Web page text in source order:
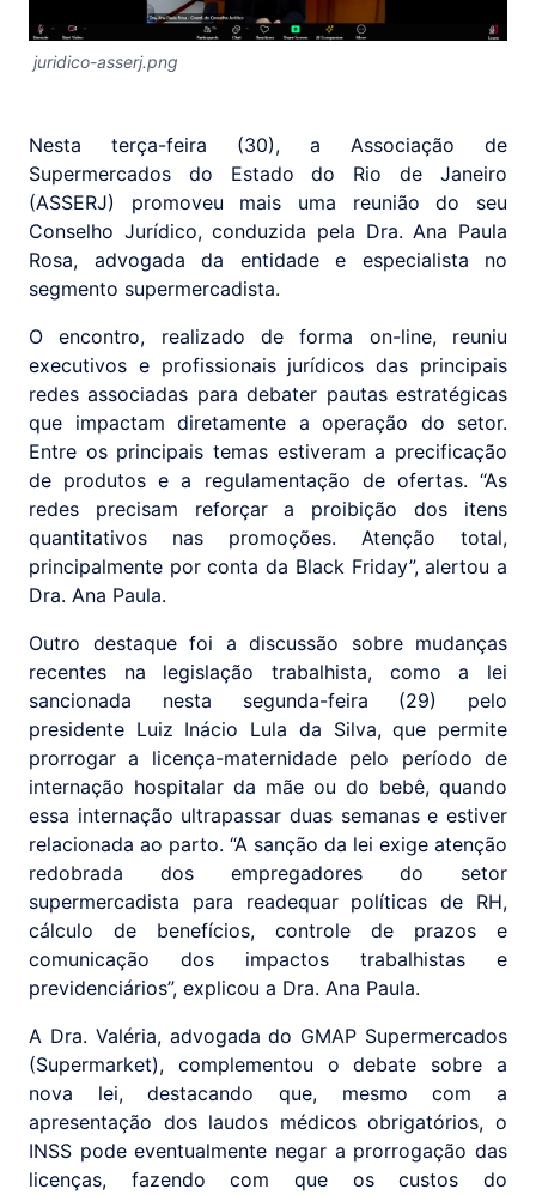
juridico-asserj.png
Nesta terça-feira (30), a Associação de
Supermercados do Estado do Rio de Janeiro
(ASSERJ) promoveu mais uma reunião do seu
Conselho Jurídico, conduzida pela Dra. Ana Paula
Rosa, advogada da entidade e especialista no
segmento supermercadista.
O encontro, realizado de forma on-line, reuniu
executivos e profissionais jurídicos das principais
redes associadas para debater pautas estratégicas
que impactam diretamente a operação do setor.
Entre os principais temas estiveram a precificação
de produtos e a regulamentação de ofertas. “As
redes precisam reforçar a proibição dos itens
quantitativos nas promoções. Atenção total,
principalmente por conta da Black Friday”, alertou a
Dra. Ana Paula.
Outro destaque foi a discussão sobre mudanças
recentes na legislação trabalhista, como a lei
sancionada nesta segunda-feira (29) pelo
presidente Luiz Inácio Lula da Silva, que permite
prorrogar a licença-maternidade pelo período de
internação hospitalar da mãe ou do bebê, quando
essa internação ultrapassar duas semanas e estiver
relacionada ao parto. “A sanção da lei exige atenção
redobrada dos empregadores do setor
supermercadista para readequar políticas de RH,
cálculo de benefícios, controle de prazos e
comunicação dos impactos trabalhistas e
previdenciários”, explicou a Dra. Ana Paula.
A Dra. Valéria, advogada do GMAP Supermercados
(Supermarket), complementou o debate sobre a
nova lei, destacando que, mesmo com a
apresentação dos laudos médicos obrigatórios, o
INSS pode eventualmente negar a prorrogação das
licenças, fazendo com que os custos do